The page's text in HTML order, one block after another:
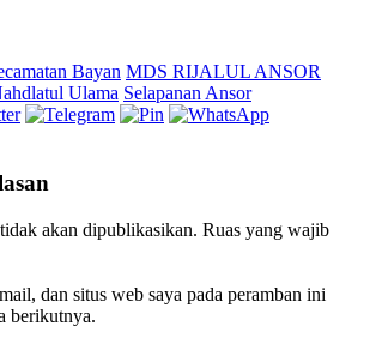
Bayan MDS RIJALUL ANSOR
Ulama Selapanan Ansor
akan dipublikasikan. Ruas yang wajib
dan situs web saya pada peramban ini
berikutnya.